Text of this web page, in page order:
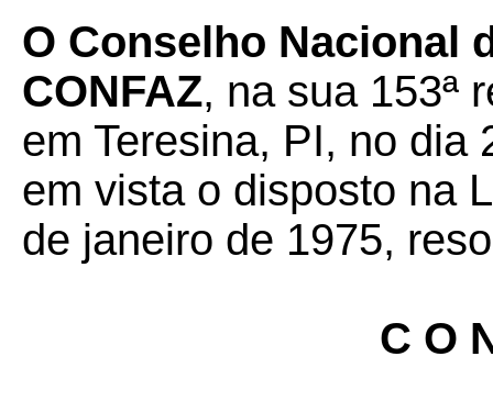
O Conselho Nacional
CONFAZ, na sua 153ª
em Teresina, PI, no dia
em vista o disposto na
de janeiro de 1975,
C O